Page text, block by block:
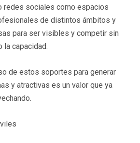
redes sociales como espacios
de distintos ámbitos y
para ser visibles y competir sin
la capacidad.
de estos soportes para generar
y atractivas es un valor que ya